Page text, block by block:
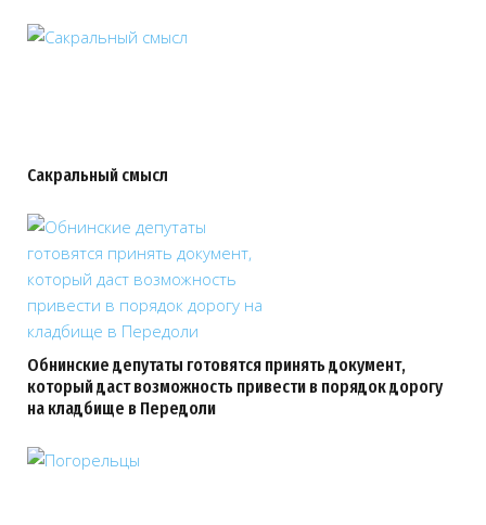
Сакральный смысл
Обнинские депутаты готовятся принять документ,
который даст возможность привести в порядок дорогу
на кладбище в Передоли